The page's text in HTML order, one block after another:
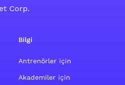
Corp.
Bilgi
Antrenörler için
Akademiler için